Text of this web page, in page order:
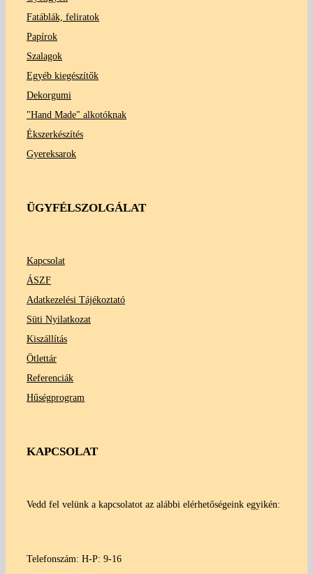
Fatáblák, feliratok
Papírok
Szalagok
Egyéb kiegészítők
Dekorgumi
"Hand Made" alkotóknak
Ékszerkészítés
Gyereksarok
ÜGYFÉLSZOLGÁLAT
Kapcsolat
ÁSZF
Adatkezelési Tájékoztató
Süti Nyilatkozat
Kiszállítás
Ötlettár
Referenciák
Hűségprogram
KAPCSOLAT
Vedd fel velünk a kapcsolatot az alábbi elérhetőségeink egyikén:
Telefonszám: H-P: 9-16